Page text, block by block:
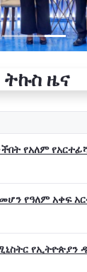
ትኩስ ዜና
የአለም
የዓለም አቀፍ
የኢትዮጵያን